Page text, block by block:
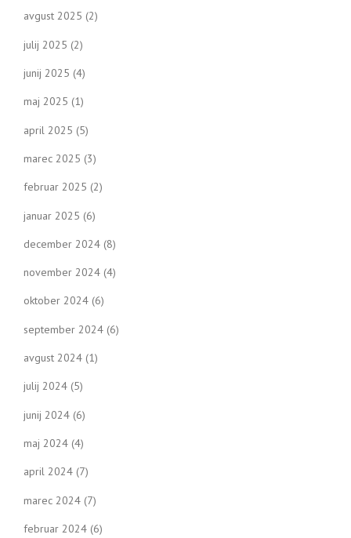
avgust 2025 (2)
julij 2025 (2)
junij 2025 (4)
maj 2025 (1)
april 2025 (5)
marec 2025 (3)
februar 2025 (2)
januar 2025 (6)
december 2024 (8)
november 2024 (4)
oktober 2024 (6)
september 2024 (6)
avgust 2024 (1)
julij 2024 (5)
junij 2024 (6)
maj 2024 (4)
april 2024 (7)
marec 2024 (7)
februar 2024 (6)